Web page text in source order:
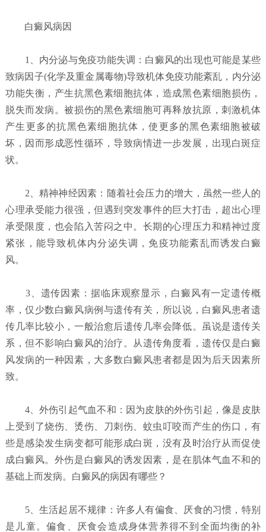
白癜风病因
1、内分泌与免疫功能失调：白癜风的出现也可能是某些
致病因子(化学及重金属毒物)导致机体免疫功能紊乱，内分泌
功能失衡，产生抗黑色素细胞抗体，造成黑色素细胞损伤，
脱失而发病。被损伤的黑色素细胞可再释放抗原，刺激机体
产生更多的抗黑色素细胞抗体，使更多的黑色素细胞被破
坏，因而形成恶性循环，导致病情进一步发展，出现白斑症
状。
2、精神神经因素：随着社会压力的增大，虽然一些人的
心理承受能力很强，但遇到突发事件的巨大打击，超出心理
承受限度，也会陷入苦闷之中。长期的心理压力和精神过度
紧张，能导致机体内分泌失调，免疫功能紊乱而诱发白癜
风。
3、遗传因素：据临床观察显示，白癜风有一定遗传概
率，仅少数白癜风病例与遗传有关，所以说，白癜风患者遗
传几率比较小，一般治愈后遗传几率会降低。虽说是遗传关
系，但不影响白癜风的治疗。从遗传角度看，遗传仅是白癜
风发病的一种因素，大多数白癜风患者都是因为后天因素所
致。
4、外伤引起气血不和：因为皮肤的外伤引起，像是皮肤
上受到了烧伤、烫伤、刀刺伤、蚊虫叮咬而产生的伤口，有
些是感染发生病变都可能形成白斑，没有及时治疗从而促使
成白癜风。外伤是白癜风的诱发因素，是在肌体气血不和的
基础上而发病。白癜风的病因有哪些？
5、生活起居不规律：许多人有偏食、厌食的习惯，特别
是儿童。偏食、厌食会造成身体营养得不到全面均衡的补